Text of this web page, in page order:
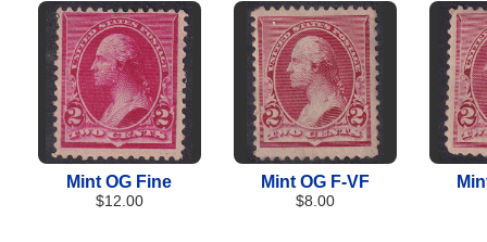
Mint OG Fine
$12.00
Mint OG F-VF
$8.00